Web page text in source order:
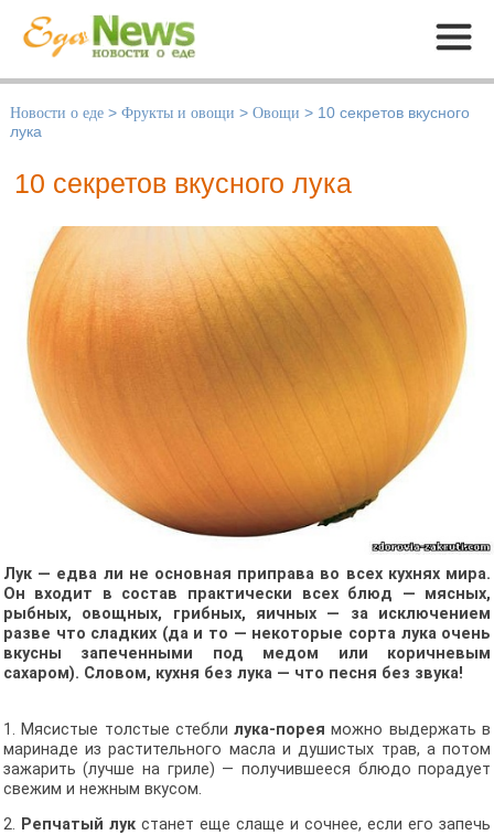
Меню
Новости о еде > Фрукты и овощи > Овощи > 10 секретов вкусного
лука
10 секретов вкусного лука
Лук — едва ли не основная приправа во всех кухнях мира.
Он входит в состав практически всех блюд — мясных,
рыбных, овощных, грибных, яичных — за исключением
разве что сладких (да и то — некоторые сорта лука очень
вкусны запеченными под медом или коричневым
сахаром). Словом, кухня без лука — что песня без звука!
1. Мясистые толстые стеблилука-порея можно выдержать в
маринаде из растительного масла и душистых трав, а потом
зажарить (лучше на гриле) — получившееся блюдо порадует
свежим и нежным вкусом.
2. Репчатый лукстанет еще слаще и сочнее, если его запечь